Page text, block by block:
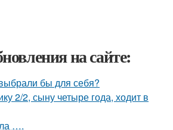
на сайте:
бы для себя?
2/2, сыну четыре года, ходит в
….